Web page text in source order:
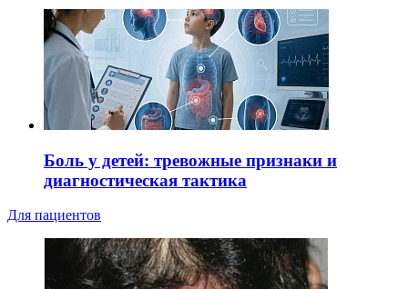
Боль у детей: тревожные признаки и
диагностическая тактика
Для пациентов